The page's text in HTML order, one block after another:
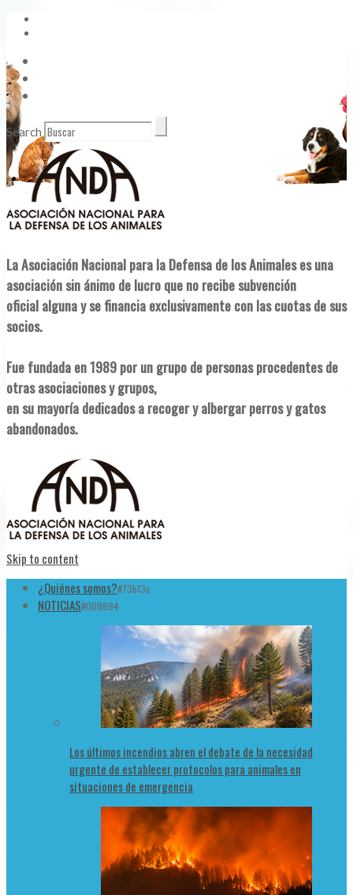
Search
La Asociación Nacional para la Defensa de los Animales es una
asociación sin ánimo de lucro que no recibe subvención
oficial alguna y se financia exclusivamente con las cuotas de sus
socios.
Fue fundada en 1989 por un grupo de personas procedentes de
otras asociaciones y grupos,
en su mayoría dedicados a recoger y albergar perros y gatos
abandonados.
Skip to content
¿Quiénes somos?#73b13c
NOTICIAS#008894
Los últimos incendios abren el debate de la necesidad
urgente de establecer protocolos para animales en
situaciones de emergencia